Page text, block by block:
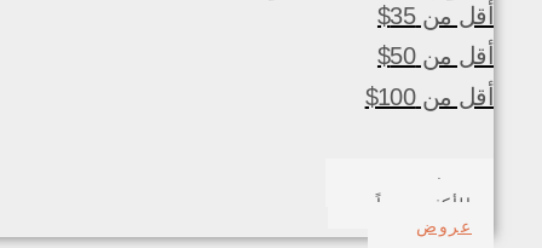
أقل من 35$
أقل من 50$
أقل من 100$
صدف بحري
الأكثر مبيعاً
عروض